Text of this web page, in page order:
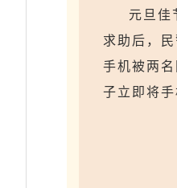
元旦佳
求助后，
手机被两
子立即将